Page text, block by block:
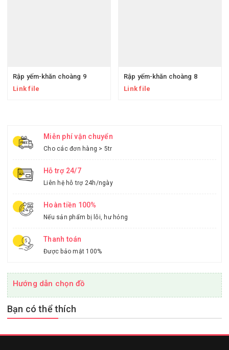
Rập yếm-khăn choàng 9
Link file
Rập yếm-khăn choàng 8
Link file
Miễn phí vận chuyển
Cho các đơn hàng > 5tr
Hỗ trợ 24/7
Liên hệ hỗ trợ 24h/ngày
Hoàn tiền 100%
Nếu sản phẩm bị lỗi, hư hỏng
Thanh toán
Được bảo mật 100%
Hướng dẫn chọn đồ
Bạn có thể thích